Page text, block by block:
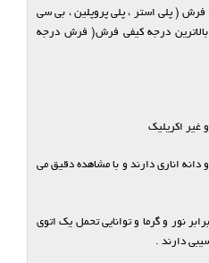
( پلی استر ، پلی پروپلین ، بی سی
بالاترین درجه کیفی فرش( فرش درجه
اکریلیک
اناری دارند و با مشاهده دقیق می
نور و گرما و توانایی تحمل یک اتوی